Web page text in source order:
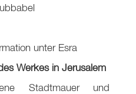
unter Esra
Werkes in Jerusalem
Stadtmauer und